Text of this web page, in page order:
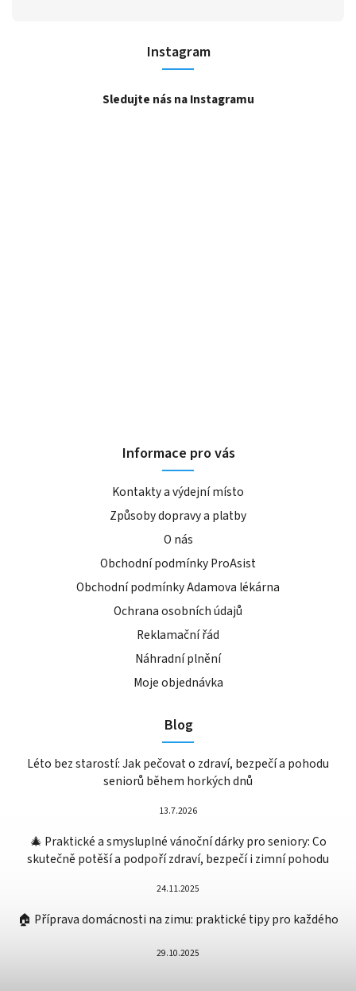
Instagram
Sledujte nás na Instagramu
Informace pro vás
Kontakty a výdejní místo
Způsoby dopravy a platby
O nás
Obchodní podmínky ProAsist
Obchodní podmínky Adamova lékárna
Ochrana osobních údajů
Reklamační řád
Náhradní plnění
Moje objednávka
Blog
Léto bez starostí: Jak pečovat o zdraví, bezpečí a pohodu
seniorů během horkých dnů
13.7.2026
🎄 Praktické a smysluplné vánoční dárky pro seniory: Co
skutečně potěší a podpoří zdraví, bezpečí i zimní pohodu
24.11.2025
🏠 Příprava domácnosti na zimu: praktické tipy pro každého
29.10.2025